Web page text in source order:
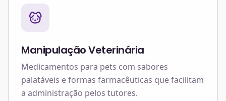
Manipulação Veterinária
Medicamentos para pets com sabores
palatáveis e formas farmacêuticas que facilitam
a administração pelos tutores.